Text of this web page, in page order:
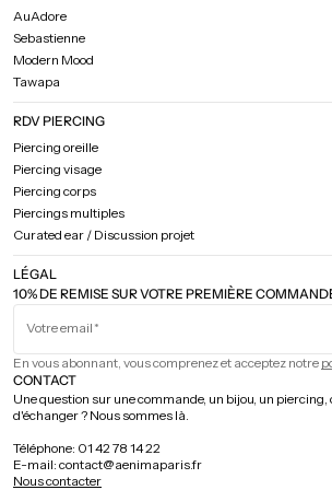
10% DE REMISE SUR VOTRE PREMIÈRE
Votre email
En vous abonnant, vous comprenez et acceptez notre
AuAdore
Sebastienne
Modern Mood
Tawapa
RDV PIERCING
Piercing oreille
Piercing visage
Piercing corps
Piercings multiples
Curated ear / Discussion projet
LÉGAL
CONTACT
Une question sur une commande, un bijou, un
d'échanger ? Nous sommes là.
Téléphone: 01 42 78 14 22
E-mail: contact@aenimaparis.fr
Nous contacter